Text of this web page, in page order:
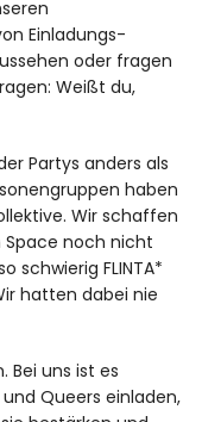
Einladungs-
oder fragen
Weißt du,
Partys anders als
haben
Wir schaffen
Space noch nicht
schwierig FLINTA*
hatten dabei nie
Bei uns ist es
Queers einladen,